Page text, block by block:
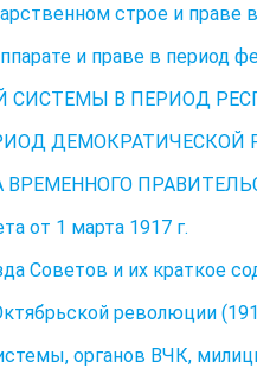
строе и праве
и праве в период
СИСТЕМЫ В ПЕРИОД
ДЕМОКРАТИЧЕСКОЙ
от 1 марта 1917 г.
Советов и их краткое
революции
органов ВЧК,